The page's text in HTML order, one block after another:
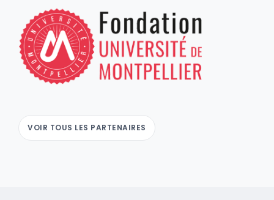
VOIR TOUS LES PARTENAIRES